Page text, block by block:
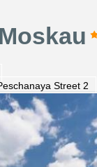
Street 2